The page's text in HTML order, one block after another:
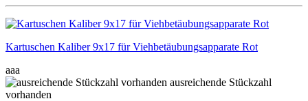
Kartuschen Kaliber 9x17 für Viehbetäubungsapparate Rot
aaa
ausreichende Stückzahl
vorhanden